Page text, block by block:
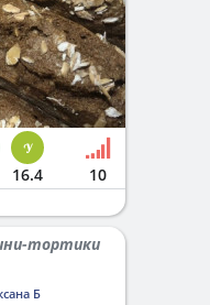
16.4 10
тортики
Б